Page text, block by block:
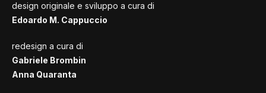
design originale e sviluppo a cura di
Edoardo M. Cappuccio
redesign a cura di
Gabriele Brombin
Anna Quaranta